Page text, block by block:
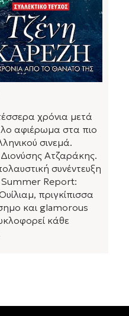
χρόνια μετά
αφιέρωμα στα πιο
σινεμά.
Ατζαράκης.
συνέντευξη
Summer Report:
πριγκίπισσα
και glamorous
κάθε